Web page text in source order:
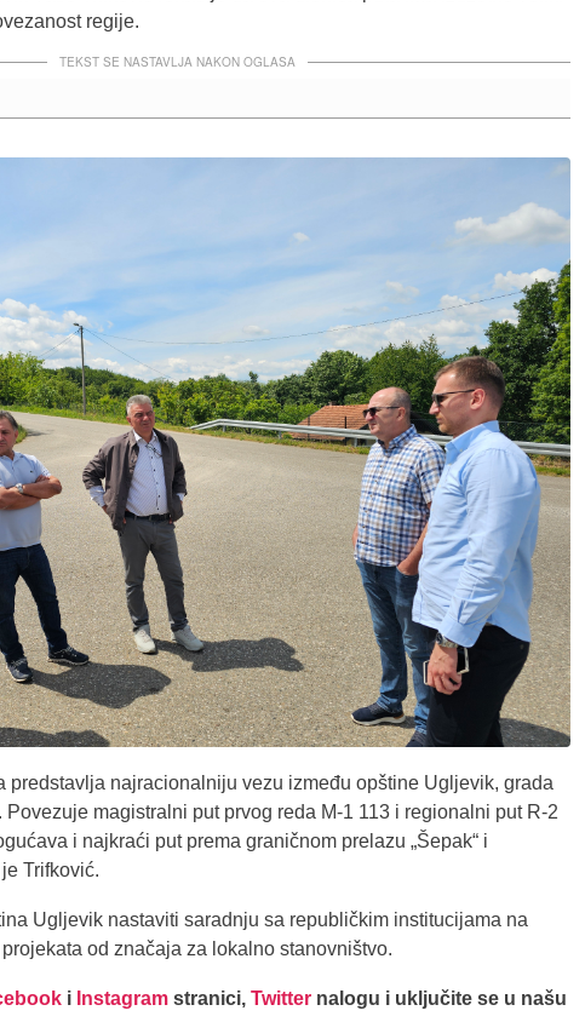
regije.
TEKST SE NASTAVLJA NAKON OGLASA
predstavlja najracionalniju vezu između opštine Ugljevik, grada
magistralni put prvog reda M-1 113 i regionalni put R-2
i najkraći put prema graničnom prelazu „Šepak“ i
Trifković.
Ugljevik nastaviti saradnju sa republičkim institucijama na
od značaja za lokalno stanovništvo.
i Instagram stranici, Twitter nalogu i uključite se u našu